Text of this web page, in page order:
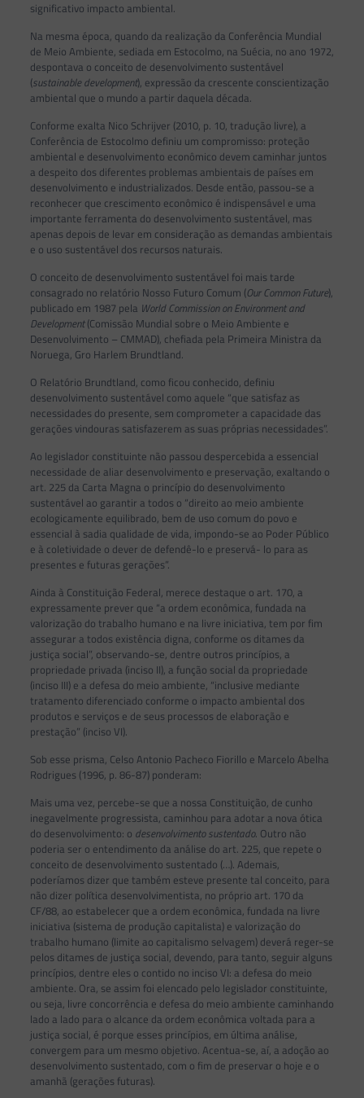
significativo impacto ambiental.
Na mesma época, quando da realização da Conferência Mundial
de Meio Ambiente, sediada em Estocolmo, na Suécia, no ano 1972,
despontava o conceito de desenvolvimento sustentável
(sustainable development), expressão da crescente conscientização
ambiental que o mundo a partir daquela década.
Conforme exalta Nico Schrijver (2010, p. 10, tradução livre), a
Conferência de Estocolmo definiu um compromisso: proteção
ambiental e desenvolvimento econômico devem caminhar juntos
a despeito dos diferentes problemas ambientais de países em
desenvolvimento e industrializados. Desde então, passou-se a
reconhecer que crescimento econômico é indispensável e uma
importante ferramenta do desenvolvimento sustentável, mas
apenas depois de levar em consideração as demandas ambientais
e o uso sustentável dos recursos naturais.
O conceito de desenvolvimento sustentável foi mais tarde
consagrado no relatório Nosso Futuro Comum (Our Common Future),
publicado em 1987 pela World Commission on Environment and
Development(Comissão Mundial sobre o Meio Ambiente e
Desenvolvimento – CMMAD), chefiada pela Primeira Ministra da
Noruega, Gro Harlem Brundtland.
O Relatório Brundtland, como ficou conhecido, definiu
desenvolvimento sustentável como aquele “que satisfaz as
necessidades do presente, sem comprometer a capacidade das
gerações vindouras satisfazerem as suas próprias necessidades”.
Ao legislador constituinte não passou despercebida a essencial
necessidade de aliar desenvolvimento e preservação, exaltando o
art. 225 da Carta Magna o princípio do desenvolvimento
sustentável ao garantir a todos o “direito ao meio ambiente
ecologicamente equilibrado, bem de uso comum do povo e
essencial à sadia qualidade de vida, impondo-se ao Poder Público
e à coletividade o dever de defendê-lo e preservá- lo para as
presentes e futuras gerações”.
Ainda à Constituição Federal, merece destaque o art. 170, a
expressamente prever que “a ordem econômica, fundada na
valorização do trabalho humano e na livre iniciativa, tem por fim
assegurar a todos existência digna, conforme os ditames da
justiça social”, observando-se, dentre outros princípios, a
propriedade privada (inciso II), a função social da propriedade
(inciso III) e a defesa do meio ambiente, “inclusive mediante
tratamento diferenciado conforme o impacto ambiental dos
produtos e serviços e de seus processos de elaboração e
prestação” (inciso VI).
Sob esse prisma, Celso Antonio Pacheco Fiorillo e Marcelo Abelha
Rodrigues (1996, p. 86-87) ponderam:
Mais uma vez, percebe-se que a nossa Constituição, de cunho
inegavelmente progressista, caminhou para adotar a nova ótica
do desenvolvimento: o desenvolvimento sustentado. Outro não
poderia ser o entendimento da análise do art. 225, que repete o
conceito de desenvolvimento sustentado (…). Ademais,
poderíamos dizer que também esteve presente tal conceito, para
não dizer política desenvolvimentista, no próprio art. 170 da
CF/88, ao estabelecer que a ordem econômica, fundada na livre
iniciativa (sistema de produção capitalista) e valorização do
trabalho humano (limite ao capitalismo selvagem) deverá reger-se
pelos ditames de justiça social, devendo, para tanto, seguir alguns
princípios, dentre eles o contido no inciso VI: a defesa do meio
ambiente. Ora, se assim foi elencado pelo legislador constituinte,
ou seja, livre concorrência e defesa do meio ambiente caminhando
lado a lado para o alcance da ordem econômica voltada para a
justiça social, é porque esses princípios, em última análise,
convergem para um mesmo objetivo. Acentua-se, aí, a adoção ao
desenvolvimento sustentado, com o fim de preservar o hoje e o
amanhã (gerações futuras).